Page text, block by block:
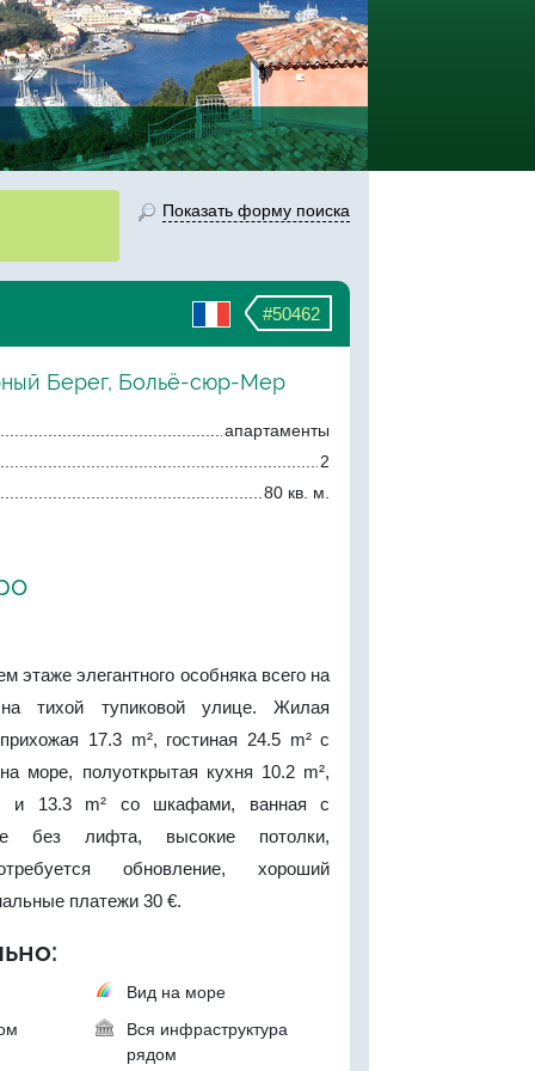
Показать форму поиска
#50462
Берег, Больё-сюр-Мер
апартаменты
2
80 кв. м.
этаже элегантного особняка всего на
тихой тупиковой улице. Жилая
17.3 m², гостиная 24.5 m² с
море, полуоткрытая кухня 10.2 m²,
и 13.3 m² со шкафами, ванная с
без лифта, высокие потолки,
обновление, хороший
платежи 30 €.
Вид на море
Вся инфраструктура
рядом